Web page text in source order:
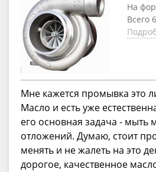
На
Всего
Мне кажется промывка это
Масло и есть уже
его основная задача - мыть
отложений. Думаю, стоит
менять и не жалеть на это
дорогое, качественное